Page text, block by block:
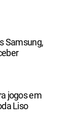
Samsung,
jogos em
Liso